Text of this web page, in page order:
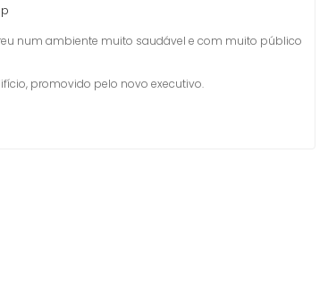
num ambiente muito saudável e com muito público
promovido pelo novo executivo.